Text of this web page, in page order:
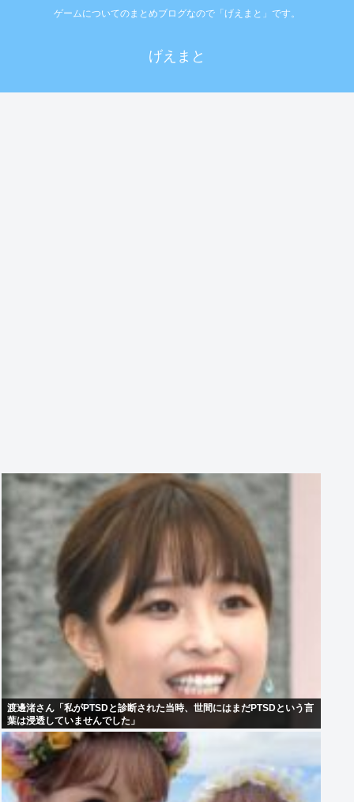
ゲームについてのまとめブログなので「げえまと」です。
げえまと
渡邊渚さん「私がPTSDと診断された当時、世間にはまだPTSDという言
葉は浸透していませんでした」